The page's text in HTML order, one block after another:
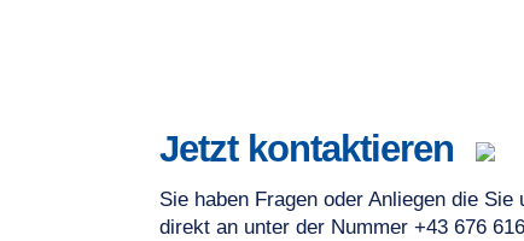
Jetzt kontaktieren
Sie haben Fragen oder Anliegen die
direkt an unter der Nummer +43 676